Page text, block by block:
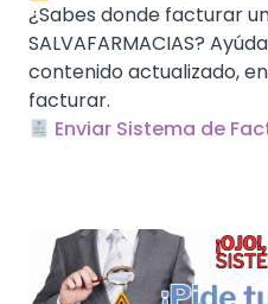
¿Sabes donde facturar
SALVAFARMACIAS?
contenido actualizado,
facturar.
Enviar Sistema de